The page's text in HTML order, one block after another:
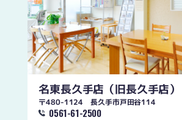
名東長久手店 （旧長久手店）
〒480-1124 長久手市戸田谷114
0561-61-2500